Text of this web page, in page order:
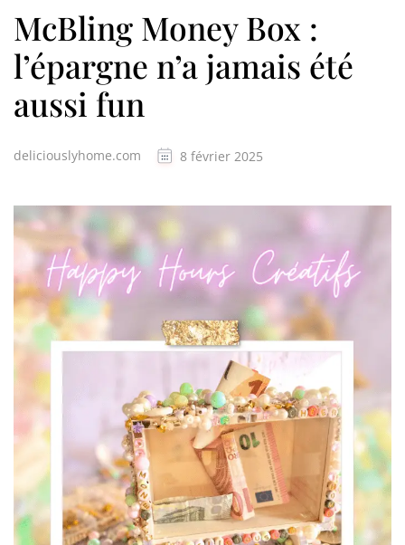
McBling Money Box :
l’épargne n’a jamais été
aussi fun
deliciouslyhome.com 8 février 2025